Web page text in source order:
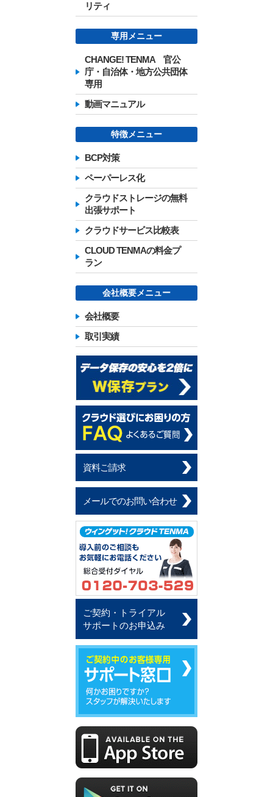
リティ
専用メニュー
CHANGE! TENMA 官公
庁・自治体・地方公共団体
専用
動画マニュアル
特徴メニュー
BCP対策
ペーパーレス化
クラウドストレージの無料
出張サポート
クラウドサービス比較表
CLOUD TENMAの料金プ
ラン
会社概要メニュー
会社概要
取引実績
資料ご請求
メールでのお問い合わせ
ご契約・トライアル
サポートのお申込み